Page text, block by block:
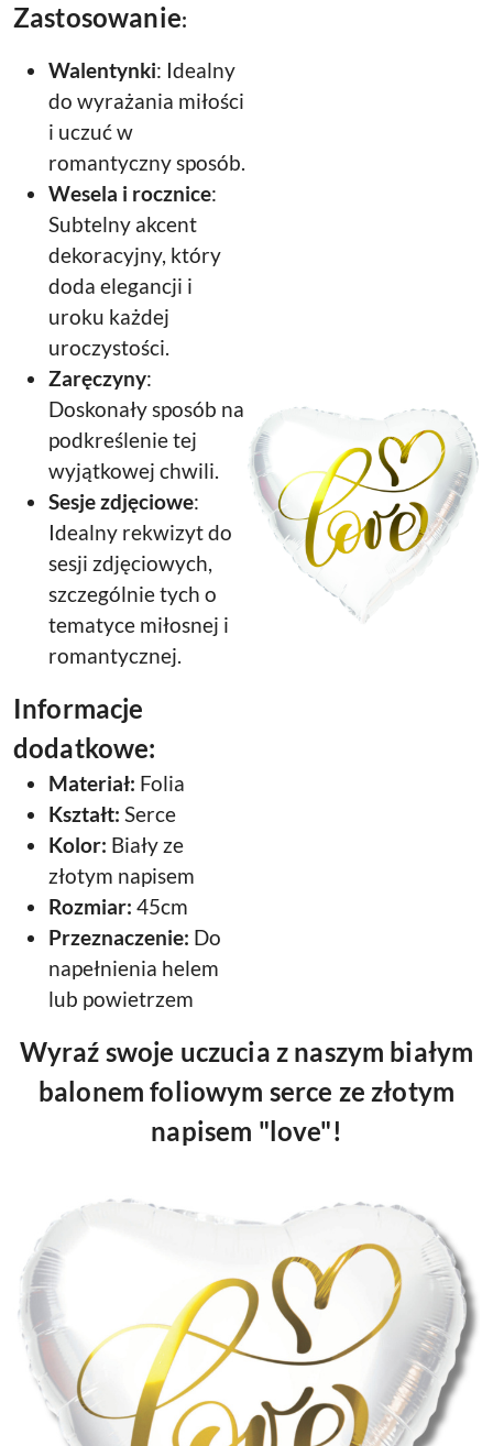
Zastosowanie:
Walentynki: Idealny
do wyrażania miłości
i uczuć w
romantyczny sposób.
Wesela i rocznice:
Subtelny akcent
dekoracyjny, który
doda elegancji i
uroku każdej
uroczystości.
Zaręczyny:
Doskonały sposób na
podkreślenie tej
wyjątkowej chwili.
Sesje zdjęciowe:
Idealny rekwizyt do
sesji zdjęciowych,
szczególnie tych o
tematyce miłosnej i
romantycznej.
Informacje
dodatkowe:
Materiał: Folia
Kształt: Serce
Kolor: Biały ze
złotym napisem
Rozmiar: 45cm
Przeznaczenie: Do
napełnienia helem
lub powietrzem
Wyraź swoje uczucia z naszym białym
balonem foliowym serce ze złotym
napisem "love"!